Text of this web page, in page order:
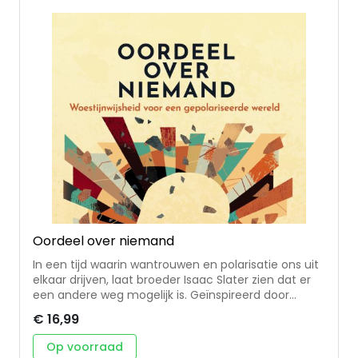
- De geautoriseerde Nederlandse vertaling
Oordeel over niemand
In een tijd waarin wantrouwen en polarisatie ons uit
elkaar drijven, laat broeder Isaac Slater zien dat er
een andere weg mogelijk is. Geïnspireerd door
deze houding een genezend antwoord kan zijn voor
een wereld - en een kerk - die verdeeld raakt. Slater
€ 16,99
Op voorraad